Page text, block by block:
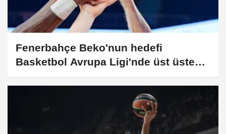
Fenerbahçe Beko'nun hedefi
Basketbol Avrupa Ligi'nde üst üste
şampiyonluk